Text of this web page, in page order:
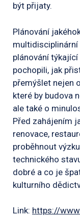
být přijaty.
Plánování
multidisciplinární
plánování
pochopili, jak
přemýšlet nejen
které by budova
ale také o
Před zahájením
renovace,
proběhnout
technického
dobré a co je
kulturního
Link: https://